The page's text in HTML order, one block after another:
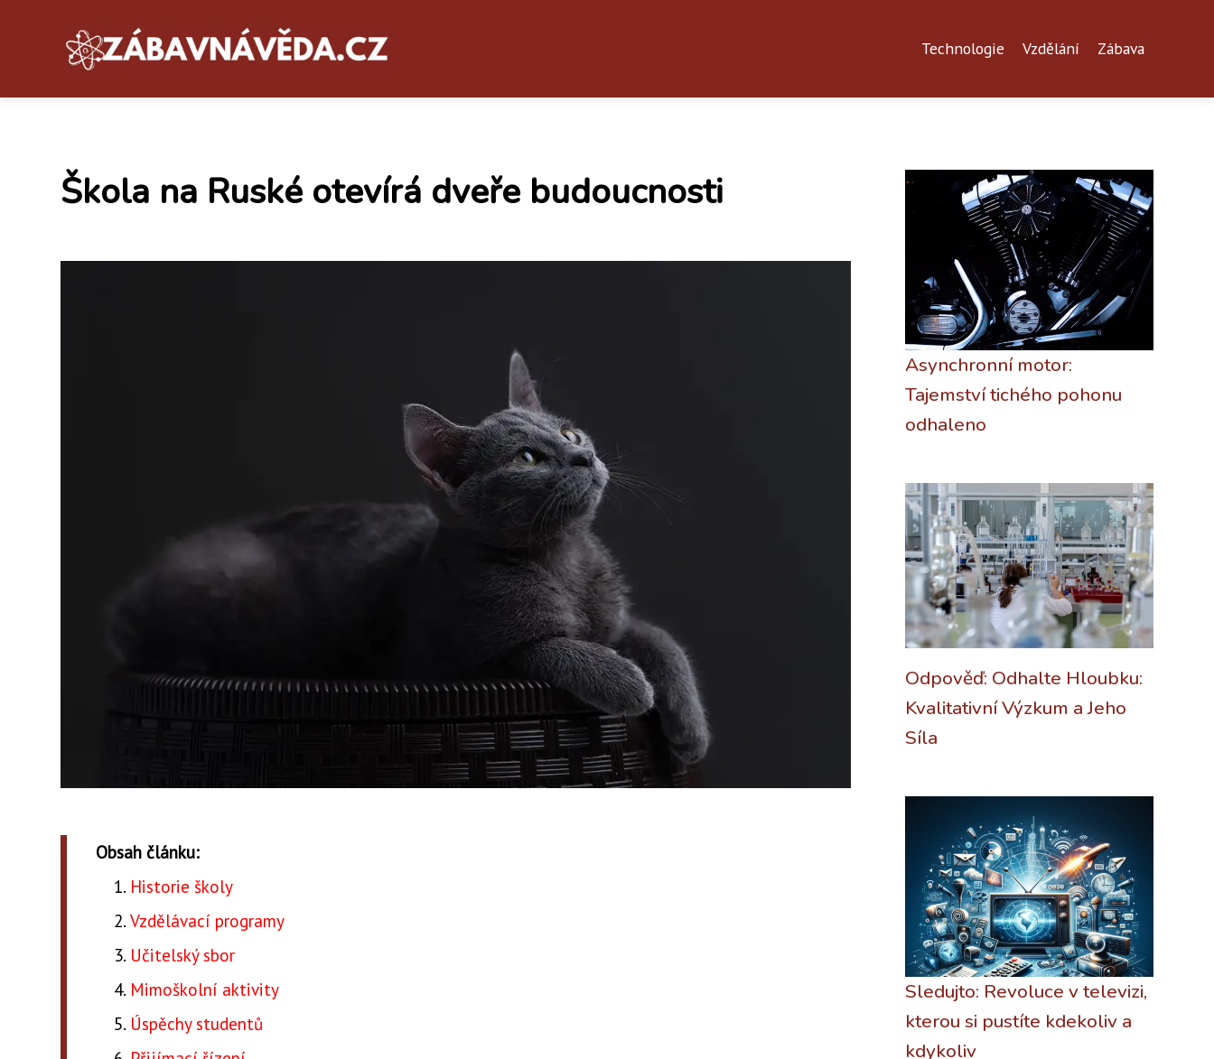
Technologie Vzdělání Zábava
Škola na Ruské otevírá dveře budoucnosti
Obsah článku:
Historie školy
Vzdělávací programy
Učitelský sbor
Mimoškolní aktivity
Úspěchy studentů
Asynchronní motor:
Tajemství tichého pohonu
odhaleno
Odpověď: Odhalte Hloubku:
Kvalitativní Výzkum a Jeho
Síla
Sledujto: Revoluce v televizi,
kterou si pustíte kdekoliv a
kdykoliv